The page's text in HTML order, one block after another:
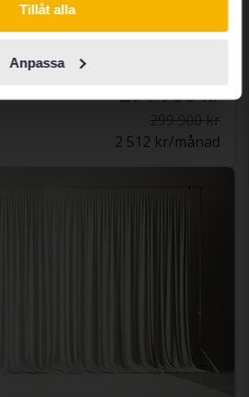
Tillåt alla
Anpassa
224 000 kr
294 900 kr
299 900 kr
2 512 kr/månad